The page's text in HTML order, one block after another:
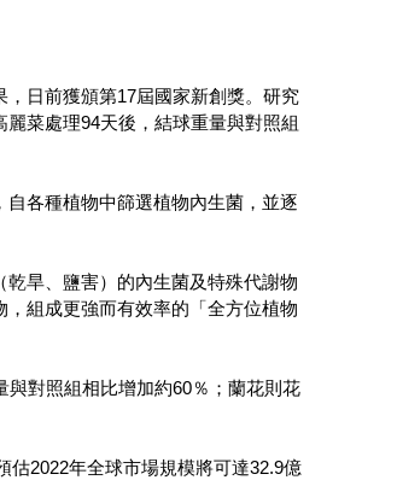
日前獲頒第17屆國家新創獎。研究
菜處理94天後，結球重量與對照組
各種植物中篩選植物內生菌，並逐
旱、鹽害）的內生菌及特殊代謝物
組成更強而有效率的「全方位植物
對照組相比增加約60％；蘭花則花
2022年全球市場規模將可達32.9億